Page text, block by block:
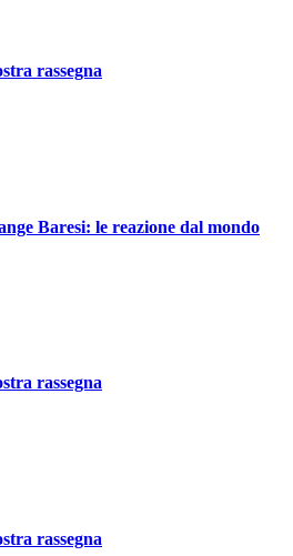
rassegna
Baresi: le reazione dal mondo
rassegna
rassegna